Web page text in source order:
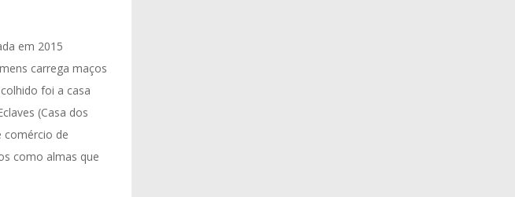
em 2015
carrega maços
foi a casa
(Casa dos
comércio de
como almas que